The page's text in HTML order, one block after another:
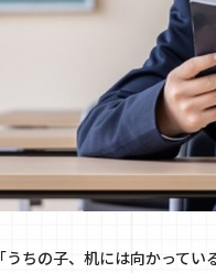
「うちの子、机には向かってい